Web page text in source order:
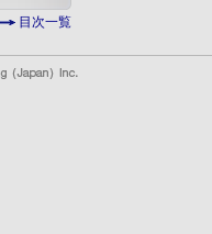
目次一覧